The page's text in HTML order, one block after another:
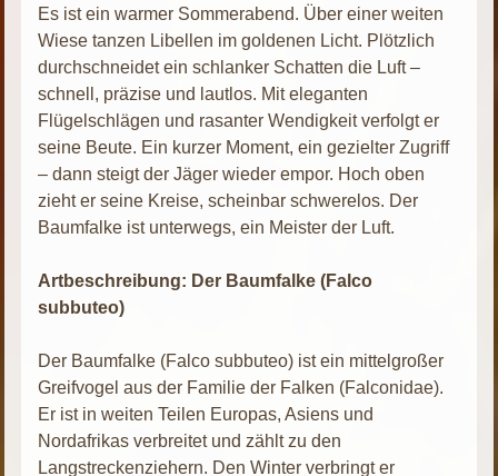
Es ist ein warmer Sommerabend. Über einer weiten
Wiese tanzen Libellen im goldenen Licht. Plötzlich
durchschneidet ein schlanker Schatten die Luft –
schnell, präzise und lautlos. Mit eleganten
Flügelschlägen und rasanter Wendigkeit verfolgt er
seine Beute. Ein kurzer Moment, ein gezielter Zugriff
– dann steigt der Jäger wieder empor. Hoch oben
zieht er seine Kreise, scheinbar schwerelos. Der
Baumfalke ist unterwegs, ein Meister der Luft.
Artbeschreibung: Der Baumfalke (Falco
subbuteo)
Der Baumfalke (Falco subbuteo) ist ein mittelgroßer
Greifvogel aus der Familie der Falken (Falconidae).
Er ist in weiten Teilen Europas, Asiens und
Nordafrikas verbreitet und zählt zu den
Langstreckenziehern. Den Winter verbringt er